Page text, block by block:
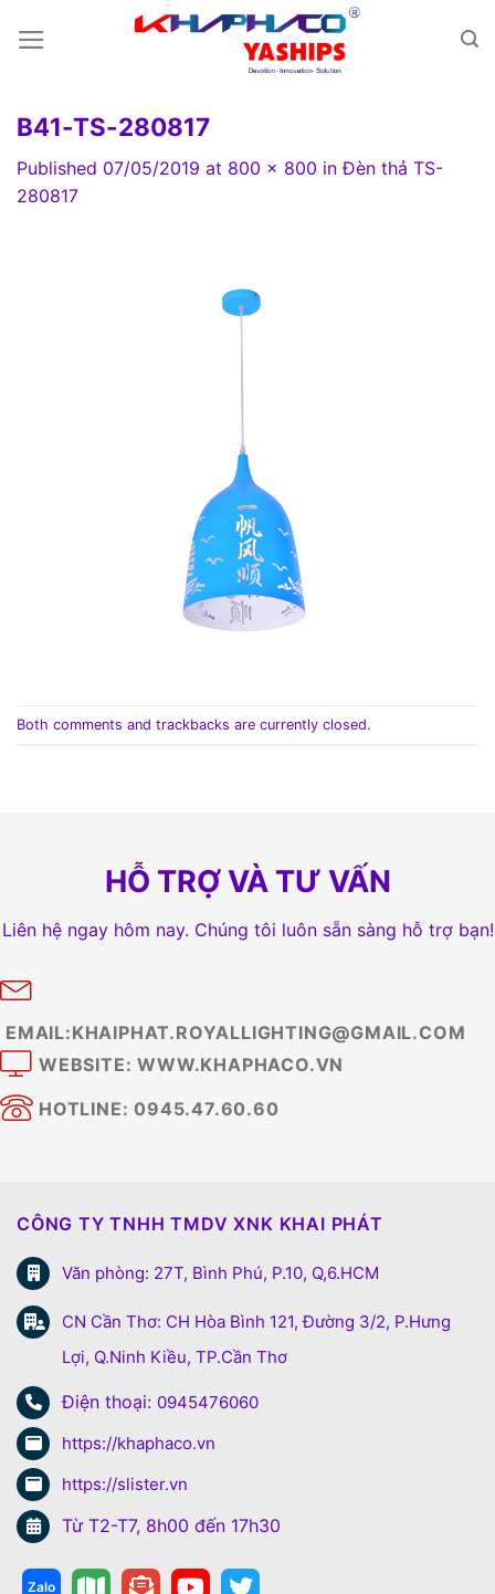
B41-TS-280817
Published 07/05/2019 at 800 × 800 inĐèn thả TS-
280817
Both comments and trackbacks are currently closed.
HỖ TRỢ VÀ TƯ VẤN
Liên hệ ngay hôm nay. Chúng tôi luôn sẵn sàng hỗ trợ bạn!
EMAIL:KHAIPHAT.ROYALLIGHTING@GMAIL.COM
WEBSITE: WWW.KHAPHACO.VN
HOTLINE: 0945.47.60.60
CÔNG TY TNHH TMDV XNK KHAI PHÁT
Văn phòng: 27T, Bình Phú, P.10, Q,6.HCM
CN Cần Thơ: CH Hòa Bình 121, Đường 3/2, P.Hưng
Lợi, Q.Ninh Kiều, TP.Cần Thơ
Điện thoại: 0945476060
https://khaphaco.vn
https://slister.vn
Từ T2-T7, 8h00 đến 17h30